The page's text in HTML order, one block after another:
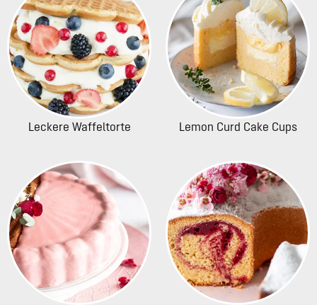
Leckere Waffeltorte Lemon Curd Cake Cups